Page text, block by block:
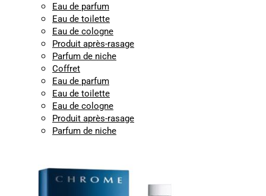
Eau de parfum
Eau de toilette
Eau de cologne
Produit après-rasage
Parfum de niche
Coffret
Eau de parfum
Eau de toilette
Eau de cologne
Produit après-rasage
Parfum de niche